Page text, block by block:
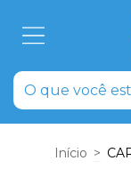
Início >